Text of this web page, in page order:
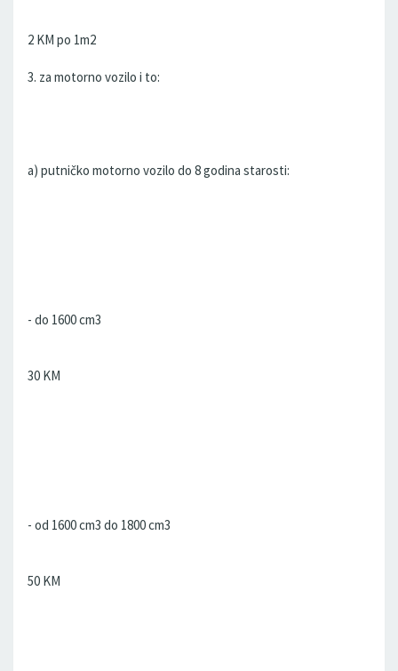
2 KM po 1m2
3. za motorno vozilo i to:
a) putničko motorno vozilo do 8 godina starosti:
- do 1600 cm3
30 KM
- od 1600 cm3 do 1800 cm3
50 KM